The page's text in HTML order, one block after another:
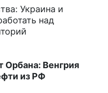
Украина и
над
Орбана: Венгрия
из РФ